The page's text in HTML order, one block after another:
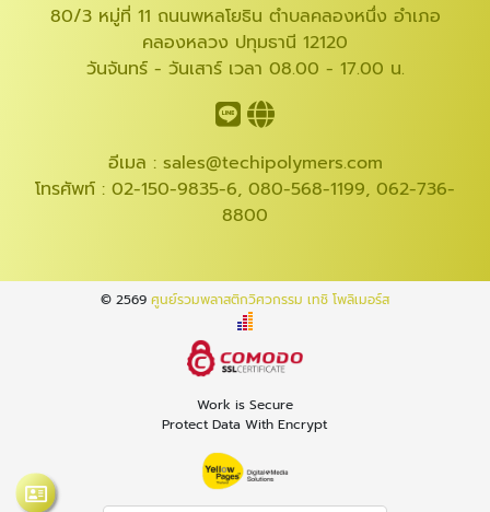
80/3 หมู่ที่ 11 ถนนพหลโยธิน ตำบลคลองหนึ่ง อำเภอ
คลองหลวง ปทุมธานี 12120
วันจันทร์ - วันเสาร์ เวลา 08.00 - 17.00 น.
อีเมล : sales@techipolymers.com
โทรศัพท์ : 02-150-9835-6, 080-568-1199, 062-736-
8800
© 2569 ศูนย์รวมพลาสติกวิศวกรรม เทชิ โพลิเมอร์ส
Work is Secure
Protect Data With Encrypt